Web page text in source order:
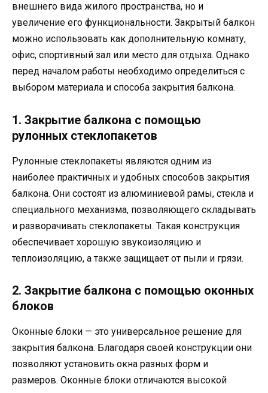
внешнего вида жилого пространства, но и
увеличение его функциональности. Закрытый балкон
можно использовать как дополнительную комнату,
офис, спортивный зал или место для отдыха. Однако
перед началом работы необходимо определиться с
выбором материала и способа закрытия балкона.
1. Закрытие балкона с помощью
рулонных стеклопакетов
Рулонные стеклопакеты являются одним из
наиболее практичных и удобных способов закрытия
балкона. Они состоят из алюминиевой рамы, стекла и
специального механизма, позволяющего складывать
и разворачивать стеклопакеты. Такая конструкция
обеспечивает хорошую звукоизоляцию и
теплоизоляцию, а также защищает от пыли и грязи.
2. Закрытие балкона с помощью оконных
блоков
Оконные блоки — это универсальное решение для
закрытия балкона. Благодаря своей конструкции они
позволяют установить окна разных форм и
размеров. Оконные блоки отличаются высокой